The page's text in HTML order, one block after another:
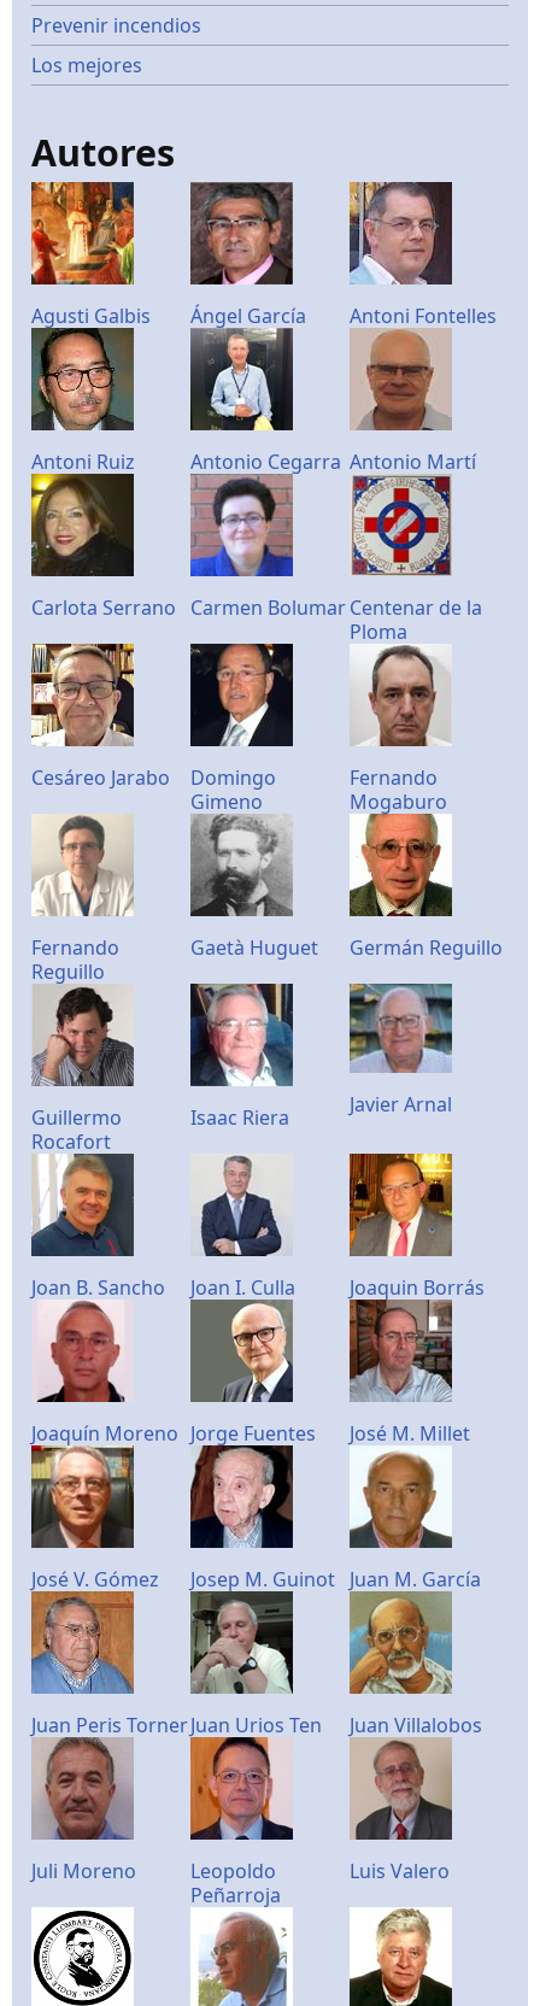
Prevenir incendios
Los mejores
Autores
Agusti Galbis Ángel García Antoni Fontelles
Antoni Ruiz Antonio Cegarra Antonio Martí
Carlota Serrano Carmen BolumarCentenar de la
Ploma
Cesáreo Jarabo
Domingo
Gimeno
Fernando
Mogaburo
Fernando
Reguillo
Gaetà Huguet Germán Reguillo
Guillermo
Rocafort
Isaac Riera Javier Arnal
Joan B. Sancho Joan I. Culla Joaquin Borrás
Joaquín Moreno Jorge Fuentes José M. Millet
José V. Gómez Josep M. Guinot Juan M. García
Juan Peris TornerJuan Urios Ten Juan Villalobos
Juli Moreno
Leopoldo
Peñarroja
Luis Valero